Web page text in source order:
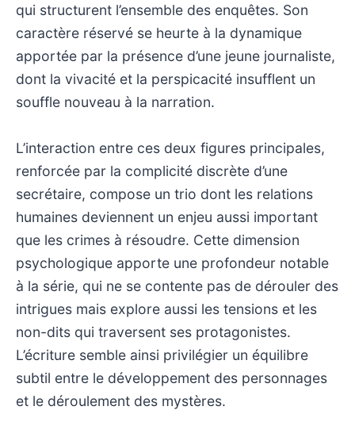
qui structurent l’ensemble des enquêtes. Son
caractère réservé se heurte à la dynamique
apportée par la présence d’une jeune journaliste,
dont la vivacité et la perspicacité insufflent un
souffle nouveau à la narration.
L’interaction entre ces deux figures principales,
renforcée par la complicité discrète d’une
secrétaire, compose un trio dont les relations
humaines deviennent un enjeu aussi important
que les crimes à résoudre. Cette dimension
psychologique apporte une profondeur notable
à la série, qui ne se contente pas de dérouler des
intrigues mais explore aussi les tensions et les
non-dits qui traversent ses protagonistes.
L’écriture semble ainsi privilégier un équilibre
subtil entre le développement des personnages
et le déroulement des mystères.